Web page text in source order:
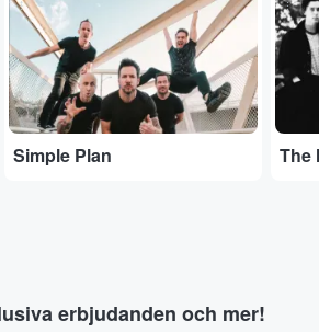
...
Simple Plan
...
The
erbjudanden och mer!